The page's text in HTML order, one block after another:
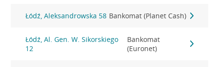
Łódź, Aleksandrowska 58 Bankomat (Planet Cash)
Łódź, Al. Gen. W. Sikorskiego
12
Bankomat
(Euronet)